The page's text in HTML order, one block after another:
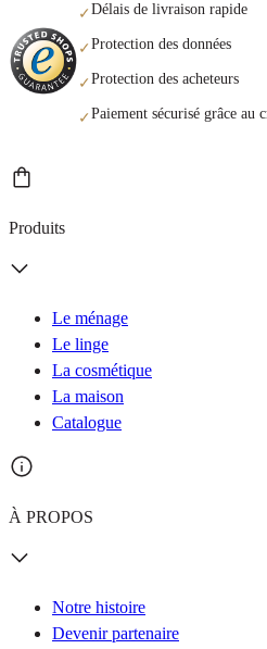
✓Délais de livraison rapide
✓Protection des données
✓Protection des acheteurs
✓Paiement sécurisé grâce au
Produits
Le ménage
Le linge
La cosmétique
La maison
Catalogue
À PROPOS
Notre histoire
Devenir partenaire